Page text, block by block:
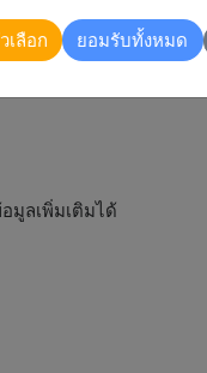
ยงกับที่ลูกค้าเลือกมากที่สุด
มูลเพิ่มเติมได้
เลือก ยอมรับทั้งหมด